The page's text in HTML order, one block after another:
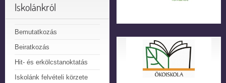
Iskolánkról
Bemutatkozás
Beiratkozás
Hit- és erkölcstanoktatás
Iskolánk felvételi körzete